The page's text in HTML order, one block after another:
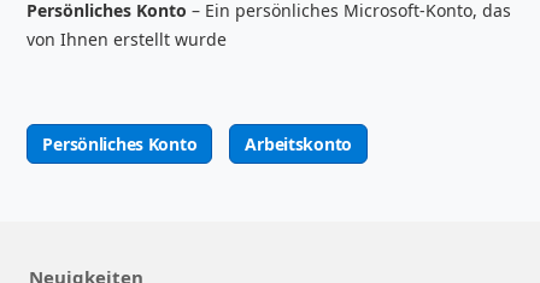
Persönliches Konto – Ein persönliches Microsoft-Konto, das
von Ihnen erstellt wurde
Persönliches Konto Arbeitskonto
Neuigkeiten